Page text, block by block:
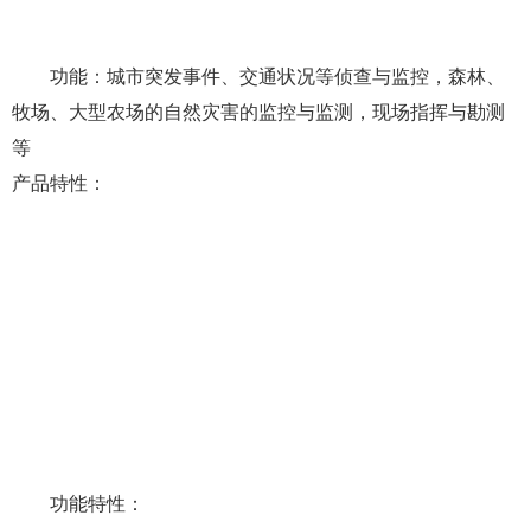
功能：城市突发事件、交通状况等侦查与监控，森林、
牧场、大型农场的自然灾害的监控与监测，现场指挥与勘测
等
产品特性：
功能特性：